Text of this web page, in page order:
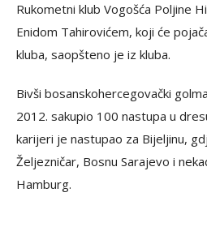
Rukometni klub Vogošća Poljine
Enidom Tahirovićem, koji će
kluba, saopšteno je iz kluba.
Bivši bosanskohercegovački
2012. sakupio 100 nastupa u
karijeri je nastupao za Bijeljinu,
Željezničar, Bosnu Sarajevo i
Hamburg.